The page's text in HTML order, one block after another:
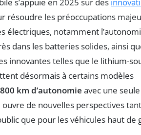
s’appuie en 2025 sur des
résoudre les préoccupations
électriques, notamment
dans les batteries solides, ainsi
innovantes telles que le lithium-
désormais à certains modèles
800 km d’autonomie avec une
de nouvelles perspectives
que pour les véhicules haut de